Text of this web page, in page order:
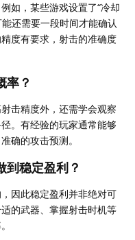
如，某些游戏设置了“冷却
还需要一段时间才能确认
度有要求，射击的准确度
率？
击精度外，还需学会观察
。有经验的玩家通常能够
确的攻击预测。
到稳定盈利？
因此稳定盈利并非绝对可
的武器、掌握射击时机等